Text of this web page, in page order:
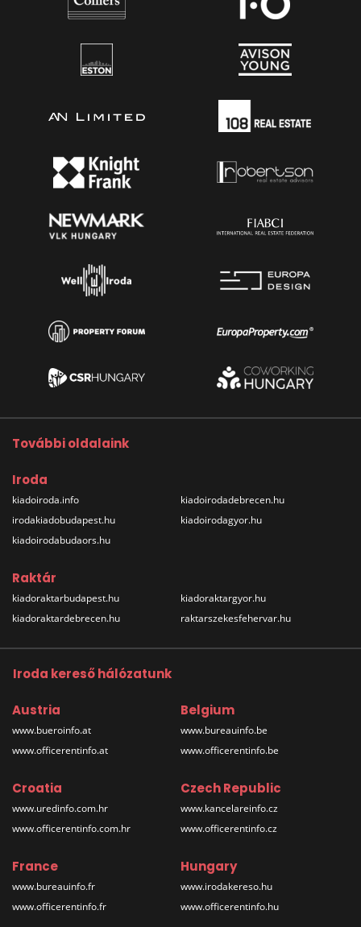
További oldalaink
Iroda
kiadoiroda.info
irodakiadobudapest.hu
kiadoirodabudaors.hu
kiadoirodadebrecen.hu
kiadoirodagyor.hu
Raktár
kiadoraktarbudapest.hu
kiadoraktardebrecen.hu
kiadoraktargyor.hu
raktarszekesfehervar.hu
Iroda kereső hálózatunk
Austria
www.bueroinfo.at
www.officerentinfo.at
Belgium
www.bureauinfo.be
www.officerentinfo.be
Croatia
www.uredinfo.com.hr
www.officerentinfo.com.hr
Czech Republic
www.kancelareinfo.cz
www.officerentinfo.cz
France
www.bureauinfo.fr
www.officerentinfo.fr
Hungary
www.irodakereso.hu
www.officerentinfo.hu